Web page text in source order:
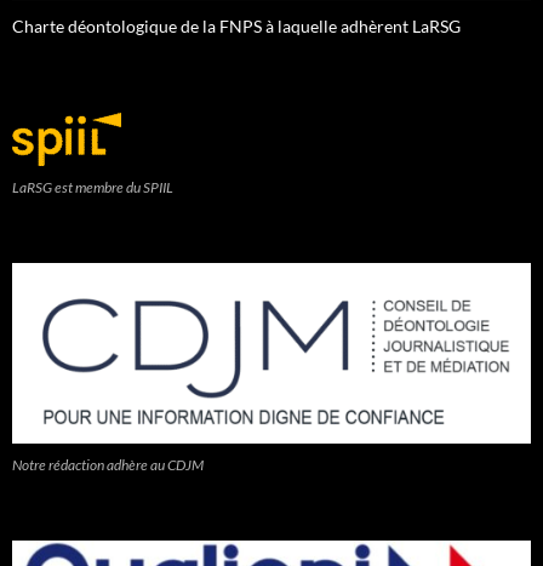
Charte déontologique de la FNPS à laquelle adhèrent LaRSG
LaRSG est membre du SPIIL
Notre rédaction adhère au CDJM